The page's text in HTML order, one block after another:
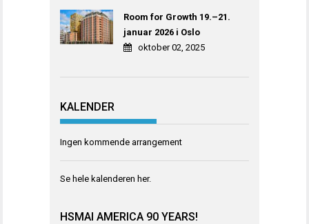
Room for Growth 19.–21.
januar 2026 i Oslo
oktober 02, 2025
KALENDER
Ingen kommende arrangement
Se hele kalenderen her.
HSMAI AMERICA 90 YEARS!